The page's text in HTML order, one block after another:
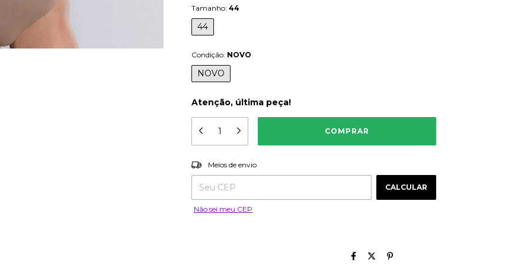
Tamanho: 44
44
Condição: NOVO
NOVO
Atenção, última peça!
Entregas para o CEP:
Meios de envio
CALCULAR
Não sei meu CEP